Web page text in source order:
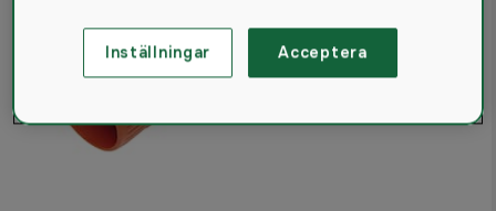
Inställningar Acceptera